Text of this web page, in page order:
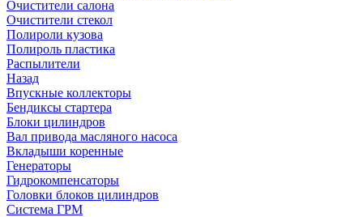
Очистители салона
Очистители стекол
Полироли кузова
Полироль пластика
Распылители
Назад
Впускные коллекторы
Бендиксы стартера
Блоки цилиндров
Вал привода масляного насоса
Вкладыши коренные
Генераторы
Гидрокомпенсаторы
Головки блоков цилиндров
Система ГРМ